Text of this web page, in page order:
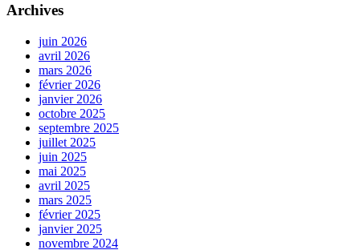
Archives
juin 2026
avril 2026
mars 2026
février 2026
janvier 2026
octobre 2025
septembre 2025
juillet 2025
juin 2025
mai 2025
avril 2025
mars 2025
février 2025
janvier 2025
novembre 2024